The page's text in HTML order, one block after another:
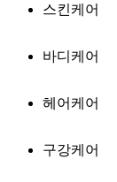
스킨케어
바디케어
헤어케어
구강케어